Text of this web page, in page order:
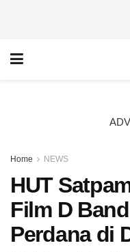
Home NEWS
HUT
Film D
Perdana di